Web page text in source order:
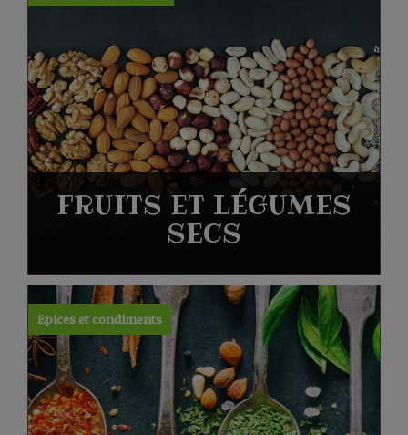
FRUITS ET LÉGUMES
SECS
Epices et condiments